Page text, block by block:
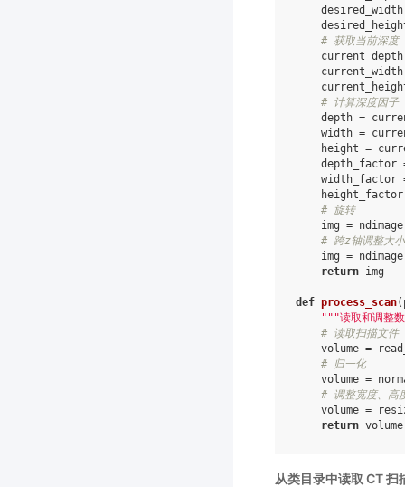
desired_width
# 获取当前深度
current_depth
current_width
# 计算深度因子
depth =
width =
height =
depth_factor
width_factor
height_factor
# 旋转
img = ndimage
# 跨z轴调整大小
img = ndimage
return img
def process_scan(
"""读取和调整
# 读取扫描文件
volume =
# 归一化
volume =
# 调整宽度、高
volume =
return volume
从类目录中读取 CT 扫